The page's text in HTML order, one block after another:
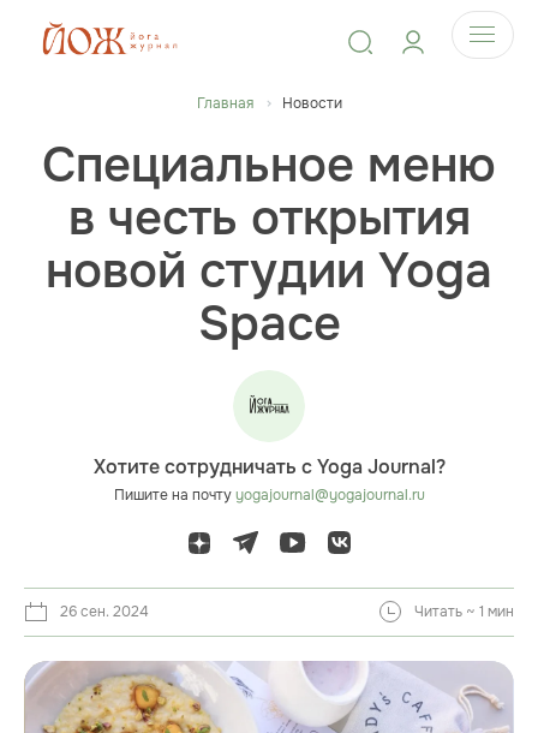
Главная Новости
Специальное меню
в честь открытия
новой студии Yoga
Space
Хотите сотрудничать с Yoga Journal?
Пишите на почтуyogajournal@yogajournal.ru
26 сен. 2024 Читать ~ 1 мин